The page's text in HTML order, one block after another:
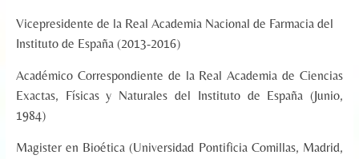
Vicepresidente de la Real Academia Nacional de Farmacia del
Instituto de España (2013-2016)
Académico Correspondiente de la Real Academia de Ciencias
Exactas, Físicas y Naturales del Instituto de España (Junio,
1984)
Magister en Bioética (Universidad Pontificia Comillas, Madrid,